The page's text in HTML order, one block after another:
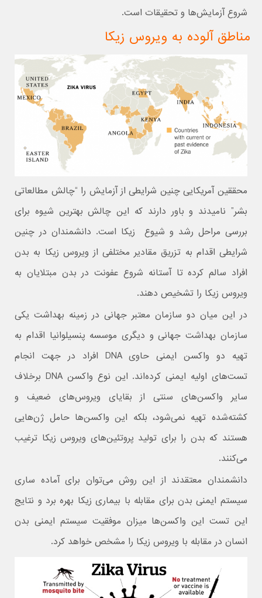
شروع آزمایش‌ها و تحقیقات است.
مناطق آلوده به ویروس زیکا
محققین آمریکایی چنین شرایطی از آزمایش را “چالش مطالعاتی
بشر” نامیدند و باور دارند که این چالش بهترین شیوه برای
بررسی مراحل رشد و شیوع زیکا است. دانشمندان در چنین
شرایطی اقدام به تزریق مقادیر مختلفی از ویروس زیکا به بدن
افراد سالم کرده تا آستانه شروع عفونت در بدن مبتلایان به
ویروس زیکا را تشخیص دهند.
در این میان دو سازمان معتبر جهانی در زمینه بهداشت یکی
سازمان بهداشت جهانی و دیگری موسسه پنسیلوانیا اقدام به
تهیه دو واکسن ایمنی حاوی DNA افراد در جهت انجام
تست‌های اولیه ایمنی کرده‌اند. این نوع واکسن DNA برخلاف
سایر واکسن‌های سنتی از بقایای ویروس‌های ضعیف و
کشته‌شده تهیه نمی‌شود، بلکه این واکسن‌ها حامل ژن‌هایی
هستند که بدن را برای تولید پروتئین‌های ویروس زیکا ترغیب
می‌کنند.
دانشمندان معتقدند از این روش می‌توان برای آماده ساری
سیستم ایمنی بدن برای مقابله با بیماری زیکا بهره برد و نتایج
این تست این واکسن‌ها میزان موفقیت سیستم ایمنی بدن
انسان در مقابله با ویروس زیکا را مشخص خواهد کرد.